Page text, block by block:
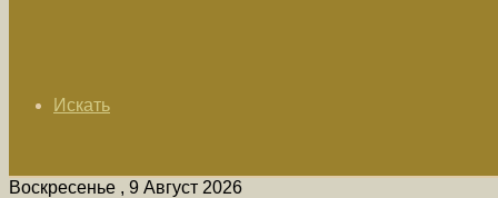
Искать
Воскресенье , 9 Август 2026